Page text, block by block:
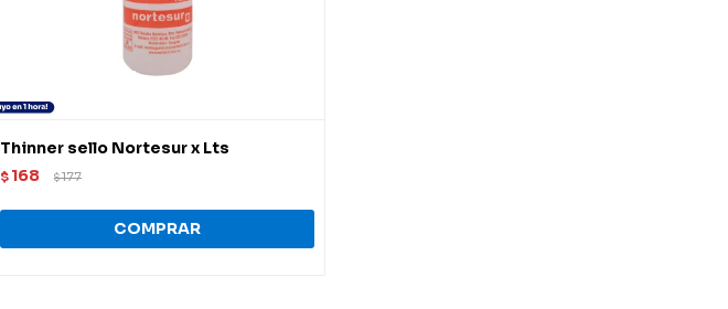
Thinner sello Nortesur x Lts
$ 168 $177